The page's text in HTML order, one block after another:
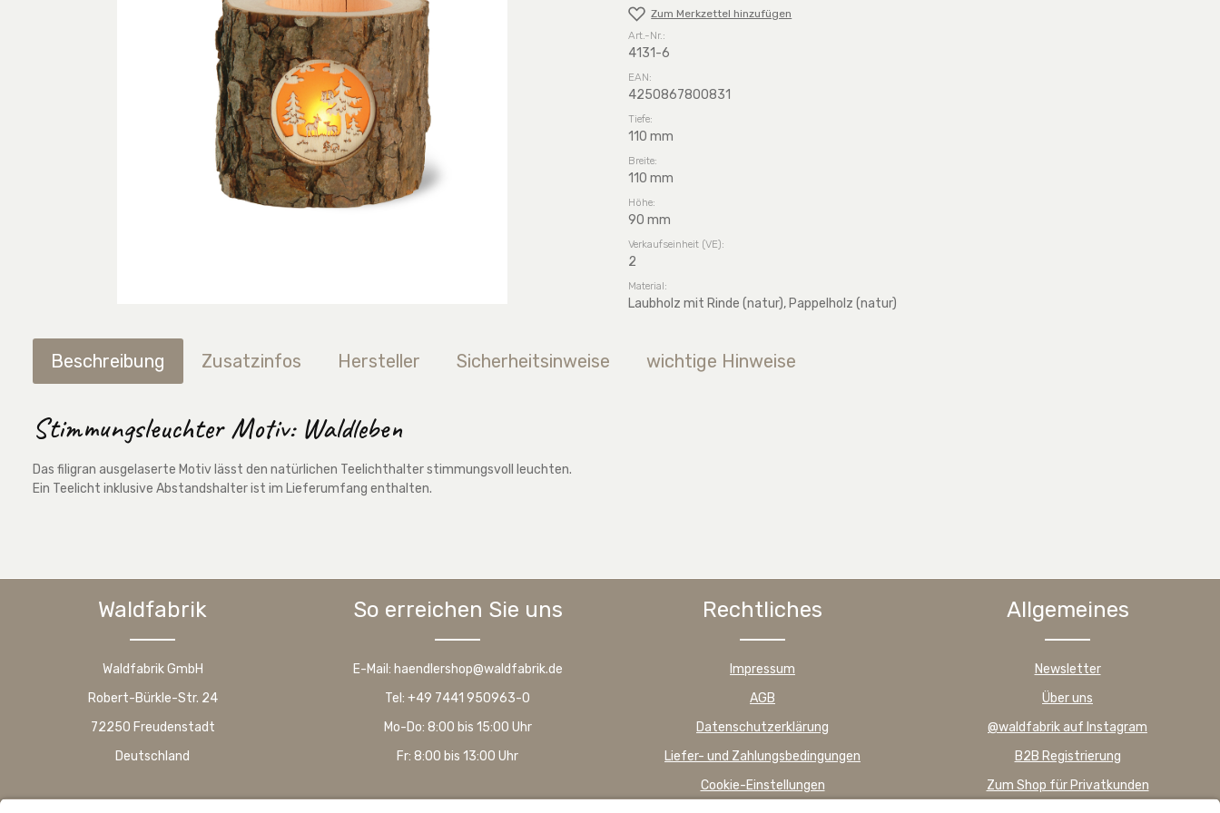
Zum Merkzettel hinzufügen
Art.-Nr.:
4131-6
EAN:
4250867800831
Tiefe:
110 mm
Breite:
110 mm
Höhe:
90 mm
Verkaufseinheit (VE):
2
Material:
Laubholz mit Rinde (natur), Pappelholz (natur)
Beschreibung Zusatzinfos Hersteller Sicherheitsinweise wichtige Hinweise
Stimmungsleuchter Motiv: Waldleben
Das filigran ausgelaserte Motiv lässt den natürlichen Teelichthalter stimmungsvoll leuchten.
Ein Teelicht inklusive Abstandshalter ist im Lieferumfang enthalten.
Waldfabrik
Waldfabrik GmbH
Robert-Bürkle-Str. 24
72250 Freudenstadt
Deutschland
So erreichen Sie uns
E-Mail: haendlershop@waldfabrik.de
Tel: +49 7441 950963-0
Mo-Do: 8:00 bis 15:00 Uhr
Fr: 8:00 bis 13:00 Uhr
Rechtliches
Impressum
AGB
Datenschutzerklärung
Liefer- und Zahlungsbedingungen
Cookie-Einstellungen
Allgemeines
Newsletter
Über uns
@waldfabrik auf Instagram
B2B Registrierung
Zum Shop für Privatkunden